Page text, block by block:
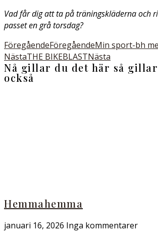
Vad får dig att ta på träningskläderna och
passet en grå torsdag?
FöregåendeFöregåendeMin sport-bh
NästaTHE BIKEBLASTNästa
Nå gillar du det här så
också
Hemmahemma
januari 16, 2026 Inga kommentarer